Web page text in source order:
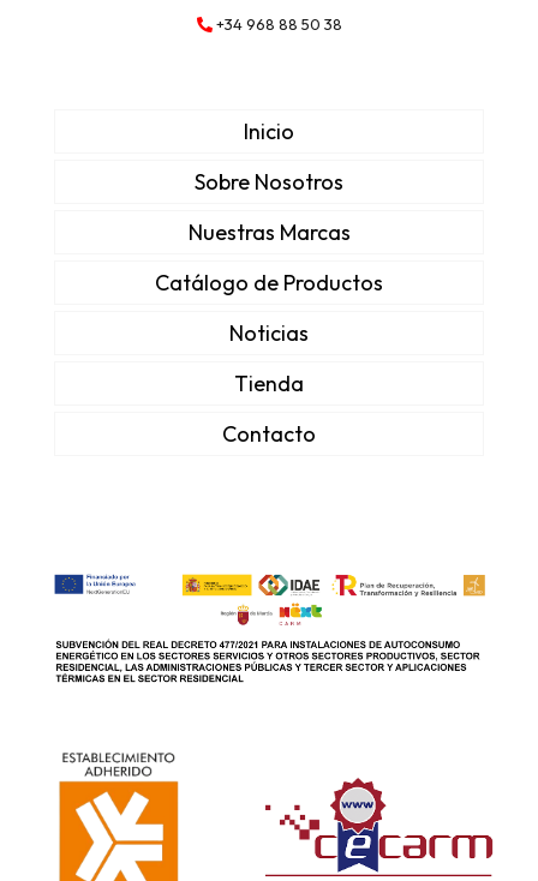
+34 968 88 50 38
Inicio
Sobre Nosotros
Nuestras Marcas
Catálogo de Productos
Noticias
Tienda
Contacto